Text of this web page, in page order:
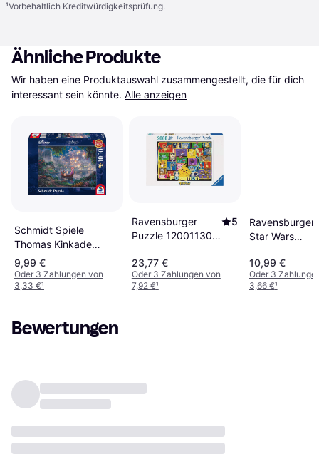
¹Vorbehaltlich Kreditwürdigkeitsprüfung.
Ähnliche Produkte
Wir haben eine Produktauswahl zusammengestellt, die für dich
interessant sein könnte. Alle anzeigen
Schmidt Spiele
Thomas Kinkade
Disney Rapunzel 1000
Pieces
9,99 €
Oder 3 Zahlungen von
3,33 €¹
Ravensburger
Puzzle 12001130
Pokémon 2000
Teile
5
23,77 €
Oder 3 Zahlungen von
7,92 €¹
Ravensburger
Star Wars
Puzzle 1000
Pieces
10,99 €
Oder 3
3,66 €¹
Bewertungen